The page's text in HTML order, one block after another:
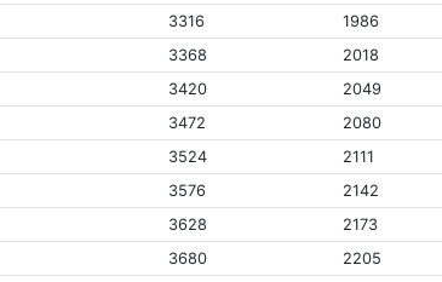
3316 1986
3368 2018
3420 2049
3472 2080
3524 2111
3576 2142
3628 2173
3680 2205